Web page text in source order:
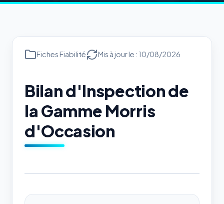
Fiches Fiabilité Mis à jour le : 10/08/2026
Bilan d'Inspection de
la Gamme Morris
d'Occasion